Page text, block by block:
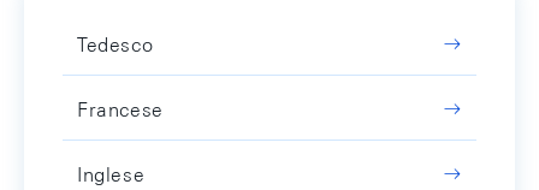
Tedesco
Francese
Inglese